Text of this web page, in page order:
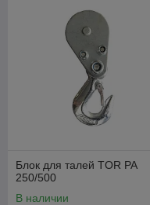
Блок для талей TOR РА
250/500
В наличии